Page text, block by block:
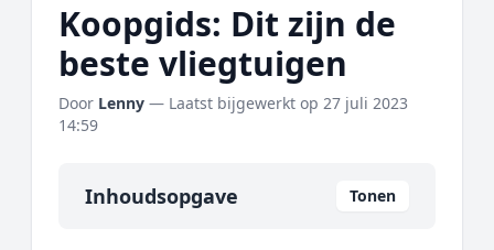
Koopgids: Dit zijn de
beste vliegtuigen
Door Lenny — Laatst bijgewerkt op 27 juli 2023
14:59
Inhoudsopgave Tonen